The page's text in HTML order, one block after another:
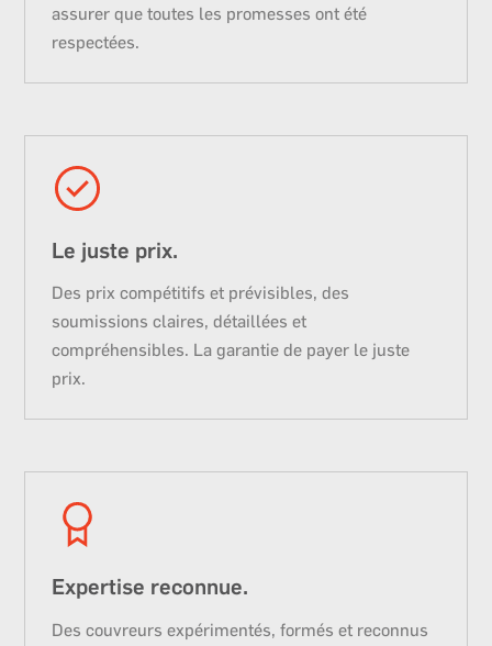
assurer que toutes les promesses ont été
respectées.
Le juste prix.
Des prix compétitifs et prévisibles, des
soumissions claires, détaillées et
compréhensibles. La garantie de payer le juste
prix.
Expertise reconnue.
Des couvreurs expérimentés, formés et reconnus